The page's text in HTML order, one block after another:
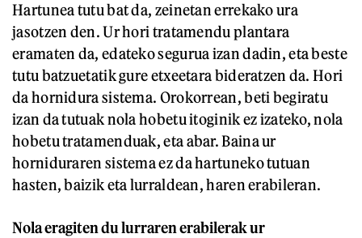
Hartunea tutu bat da, zeinetan errekako ura
jasotzen den. Ur hori tratamendu plantara
eramaten da, edateko segurua izan dadin, eta beste
tutu batzuetatik gure etxeetara bideratzen da. Hori
da hornidura sistema. Orokorrean, beti begiratu
izan da tutuak nola hobetu itoginik ez izateko, nola
hobetu tratamenduak, eta abar. Baina ur
horniduraren sistema ez da hartuneko tutuan
hasten, baizik eta lurraldean, haren erabileran.
Nola eragiten du lurraren erabilerak ur